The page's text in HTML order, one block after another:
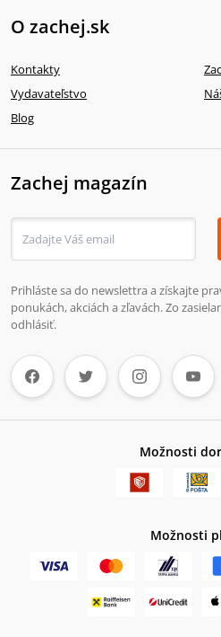
O zachej.sk
Kontakty
Vydavateľstvo
Blog
Zachej magazín
Prihláste sa do newslettra a získajte
ponukách, akciách a zľavách. Zo
odhlásiť.
Možnosti
Možnosti